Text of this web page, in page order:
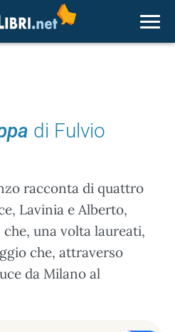
di Fulvio
racconta di quattro
Lavinia e Alberto,
una volta laureati,
che, attraverso
da Milano al